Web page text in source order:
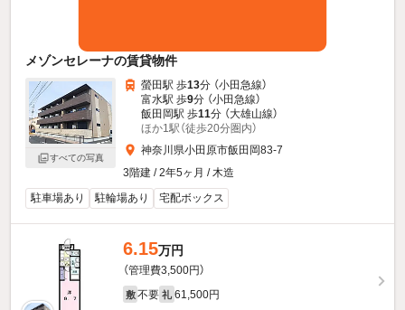
メゾンセレーナの賃貸物件
すべての写真
螢田駅 歩13分 （小田急線）
富水駅 歩9分 （小田急線）
飯田岡駅 歩11分 （大雄山線）
ほか1駅（徒歩20分圏内）
神奈川県小田原市飯田岡83-7
3階建 / 2年5ヶ月 / 木造
駐車場あり
駐輪場あり 宅配ボックス
6.15万円
（管理費3,500円）
敷 不要 礼 61,500円